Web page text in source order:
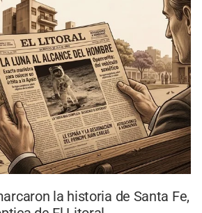
la historia de Santa Fe,